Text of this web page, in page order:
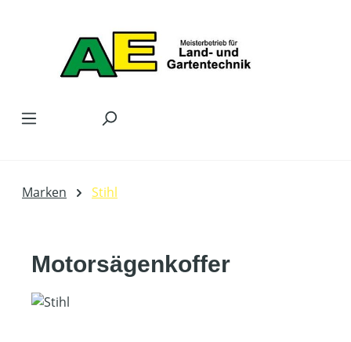
Marken Stihl
Motorsägenkoffer